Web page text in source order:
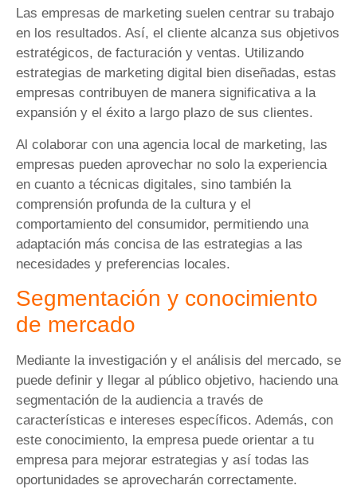
Las empresas de marketing suelen centrar su trabajo
en los resultados. Así, el cliente alcanza sus objetivos
estratégicos, de facturación y ventas. Utilizando
estrategias de marketing digital bien diseñadas, estas
empresas contribuyen de manera significativa a la
expansión y el éxito a largo plazo de sus clientes.
Al colaborar con una agencia local de marketing, las
empresas pueden aprovechar no solo la experiencia
en cuanto a técnicas digitales, sino también la
comprensión profunda de la cultura y el
comportamiento del consumidor, permitiendo una
adaptación más concisa de las estrategias a las
necesidades y preferencias locales.
Segmentación y conocimiento
de mercado
Mediante la investigación y el análisis del mercado, se
puede definir y llegar al público objetivo, haciendo una
segmentación de la audiencia a través de
características e intereses específicos. Además, con
este conocimiento, la empresa puede orientar a tu
empresa para mejorar estrategias y así todas las
oportunidades se aprovecharán correctamente.